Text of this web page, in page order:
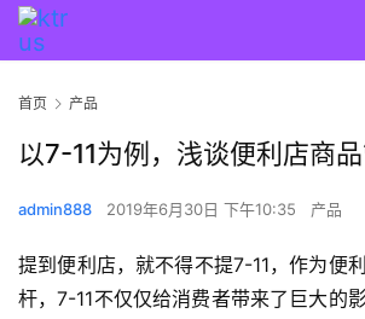
首页 产品
以7-11为例，浅谈便利店商
admin888 2019年6月30日 下午10:35 产品
提到便利店，就不得不提7-11，作为便
杆，7-11不仅仅给消费者带来了巨大的